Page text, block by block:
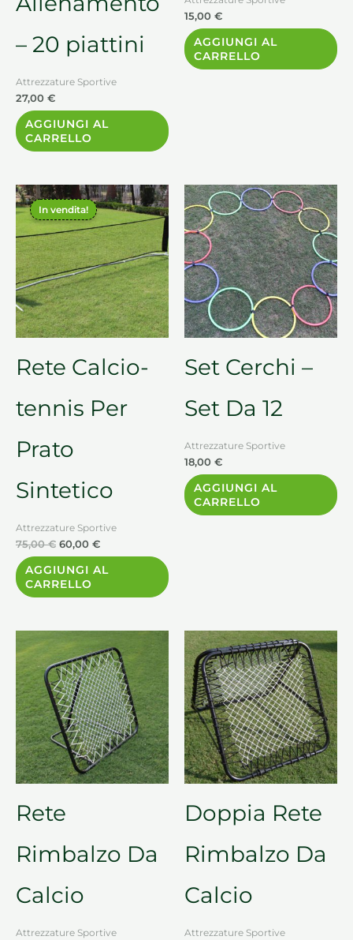
– 20 piattini
Attrezzature Sportive
27,00 €
AGGIUNGI AL
CARRELLO
15,00 €
AGGIUNGI AL
CARRELLO
In vendita!
Rete Calcio-
tennis Per
Prato
Sintetico
Attrezzature Sportive
75,00€
prezzo
originale
era:
75,00 €.
60,00 €
Il
prezzo
attuale
è:
60,00 €.
AGGIUNGI AL
CARRELLO
Set Cerchi –
Set Da 12
Attrezzature Sportive
18,00 €
AGGIUNGI AL
CARRELLO
Rete
Rimbalzo Da
Calcio
Attrezzature Sportive
Doppia Rete
Rimbalzo Da
Calcio
Attrezzature Sportive